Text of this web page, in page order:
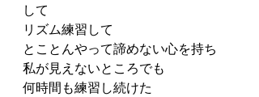
して
リズム練習して
とことんやって諦めない心を持ち
私が見えないところでも
何時間も練習し続けた